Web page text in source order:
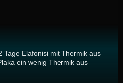
Tage Elafonisi mit Thermik aus
ein wenig Thermik aus